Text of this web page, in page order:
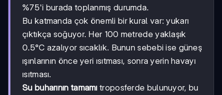
%75'i burada toplanmış durumda.
Bu katmanda çok önemli bir kural var: yukarı
çıktıkça soğuyor. Her 100 metrede yaklaşık
0.5°C azalıyor sıcaklık. Bunun sebebi ise güneş
ışınlarının önce yeri ısıtması, sonra yerin havayı
ısıtması.
Su buharının tamamı troposferde bulunuyor, bu